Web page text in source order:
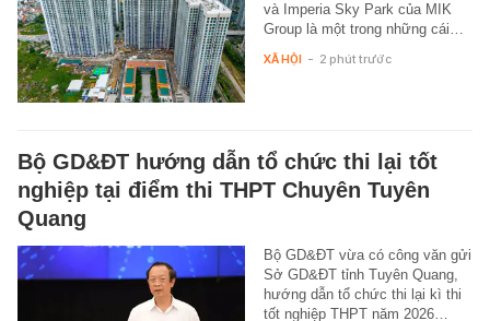
và Imperia Sky Park của MIK
Group là một trong những cái…
XÃ HỘI - 2 phút trước
Bộ GD&ĐT hướng dẫn tổ chức thi lại tốt
nghiệp tại điểm thi THPT Chuyên Tuyên
Quang
Bộ GD&ĐT vừa có công văn gửi
Sở GD&ĐT tỉnh Tuyên Quang,
hướng dẫn tổ chức thi lại kì thi
tốt nghiệp THPT năm 2026…